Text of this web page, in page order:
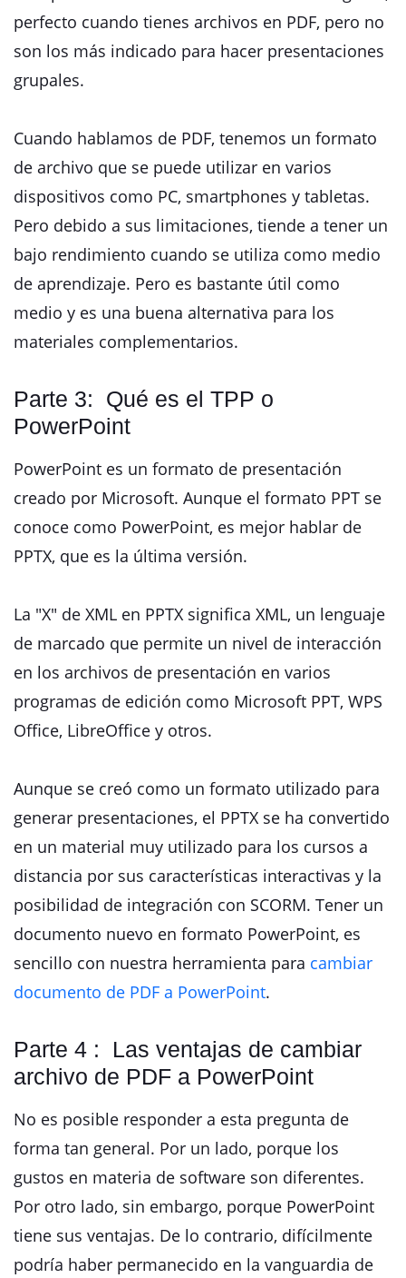
perfecto cuando tienes archivos en PDF, pero no
son los más indicado para hacer presentaciones
grupales.
Cuando hablamos de PDF, tenemos un formato
de archivo que se puede utilizar en varios
dispositivos como PC, smartphones y tabletas.
Pero debido a sus limitaciones, tiende a tener un
bajo rendimiento cuando se utiliza como medio
de aprendizaje. Pero es bastante útil como
medio y es una buena alternativa para los
materiales complementarios.
Parte 3: Qué es el TPP o
PowerPoint
PowerPoint es un formato de presentación
creado por Microsoft. Aunque el formato PPT se
conoce como PowerPoint, es mejor hablar de
PPTX, que es la última versión.
La "X" de XML en PPTX significa XML, un lenguaje
de marcado que permite un nivel de interacción
en los archivos de presentación en varios
programas de edición como Microsoft PPT, WPS
Office, LibreOffice y otros.
Aunque se creó como un formato utilizado para
generar presentaciones, el PPTX se ha convertido
en un material muy utilizado para los cursos a
distancia por sus características interactivas y la
posibilidad de integración con SCORM. Tener un
documento nuevo en formato PowerPoint, es
sencillo con nuestra herramienta para cambiar
documento de PDF a PowerPoint.
Parte 4 : Las ventajas de cambiar
archivo de PDF a PowerPoint
No es posible responder a esta pregunta de
forma tan general. Por un lado, porque los
gustos en materia de software son diferentes.
Por otro lado, sin embargo, porque PowerPoint
tiene sus ventajas. De lo contrario, difícilmente
podría haber permanecido en la vanguardia de